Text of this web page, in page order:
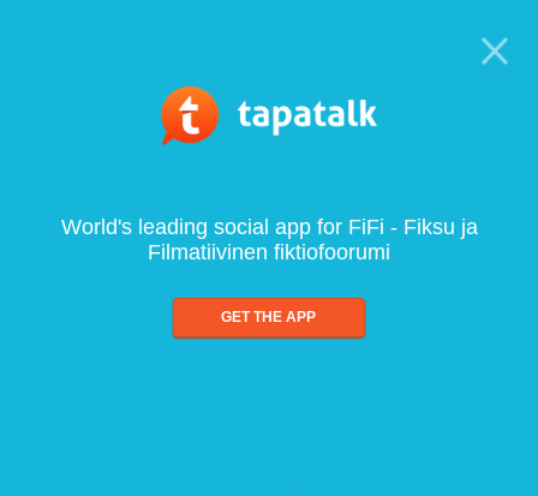
World's leading social app for FiFi - Fiksu ja
Filmatiivinen fiktiofoorumi
GET THE APP